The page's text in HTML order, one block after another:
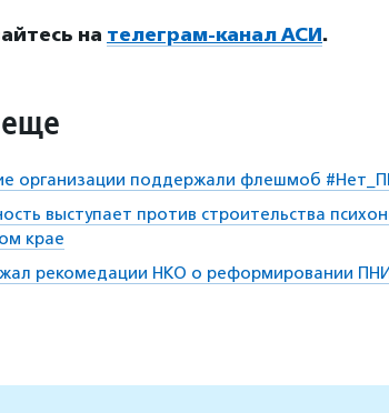
на телеграм-канал АСИ.
организации поддержали флешмоб
выступает против строительства
крае
рекомедации НКО о реформировании